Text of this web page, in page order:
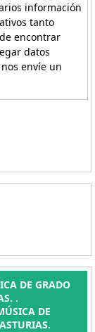
información
tanto
encontrar
datos
envíe un
DE GRADO
.
DE